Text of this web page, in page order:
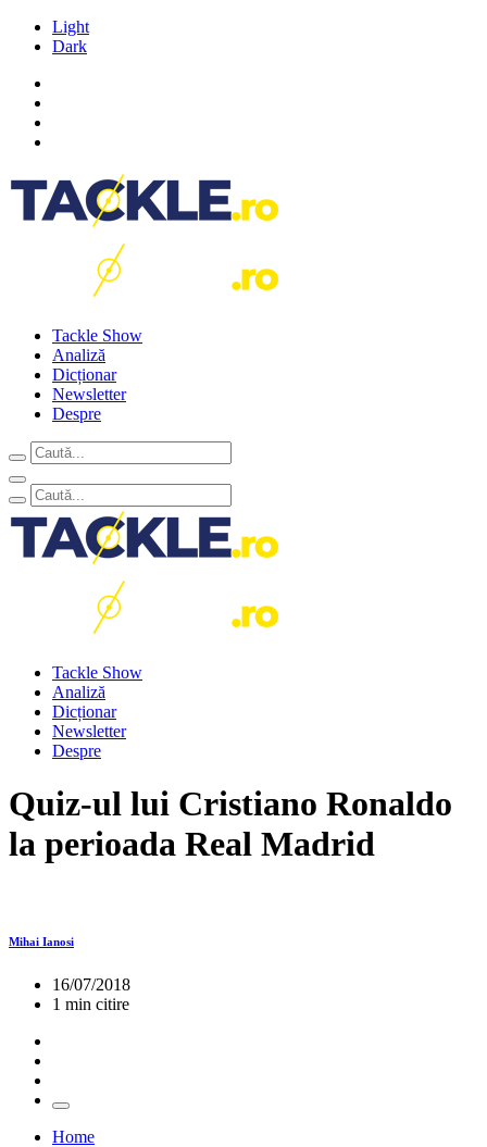
Light
Dark
Tackle Show
Analiză
Dicționar
Newsletter
Despre
Tackle Show
Analiză
Dicționar
Newsletter
Despre
Quiz-ul lui Cristiano Ronaldo
la perioada Real Madrid
Mihai Ianosi
16/07/2018
1 min citire
Home